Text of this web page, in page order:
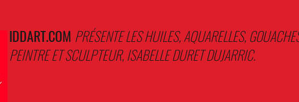
IDDART.COM PRÉSENTE LES HUILES, AQUARELLES,
PEINTRE ET SCULPTEUR, ISABELLE DURET DUJARRIC.